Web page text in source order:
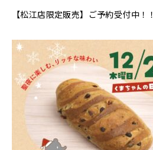
【松江店限定販売】ご予約受付中！！